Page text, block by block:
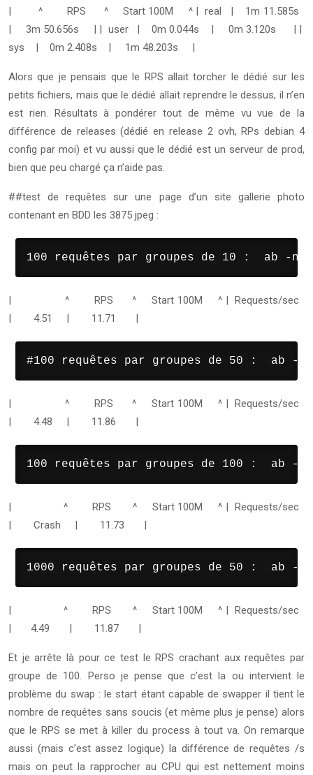
| ^ RPS ^ Start 100M ^ | real | 1m 11.585s
| 3m 50.656s | | user | 0m 0.044s | 0m 3.120s | |
sys | 0m 2.408s | 1m 48.203s |
Alors que je pensais que le RPS allait torcher le dédié sur les
petits fichiers, mais que le dédié allait reprendre le dessus, il n’en
est rien. Résultats à pondérer tout de même vu vue de la
différence de releases (dédié en release 2 ovh, RPs debian 4
config par moi) et vu aussi que le dédié est un serveur de prod,
bien que peu chargé ça n’aide pas.
##test de requêtes sur une page d’un site gallerie photo
contenant en BDD les 3875 jpeg :
100 requêtes par groupes de 10 :  ab -n
| ^ RPS ^ Start 100M ^ | Requests/sec
| 4.51 | 11.71 |
#100 requêtes par groupes de 50 :  ab -
| ^ RPS ^ Start 100M ^ | Requests/sec
| 4.48 | 11.86 |
100 requêtes par groupes de 100 :  ab -
| ^ RPS ^ Start 100M ^ | Requests/sec
| Crash | 11.73 |
1000 requêtes par groupes de 50 :  ab -
| ^ RPS ^ Start 100M ^ | Requests/sec
| 4.49 | 11.87 |
Et je arrête là pour ce test le RPS crachant aux requêtes par
groupe de 100. Perso je pense que c’est la ou intervient le
problème du swap : le start étant capable de swapper il tient le
nombre de requêtes sans soucis (et même plus je pense) alors
que le RPS se met à killer du process à tout va. On remarque
aussi (mais c’est assez logique) la différence de requêtes /s
mais on peut la rapprocher au CPU qui est nettement moins